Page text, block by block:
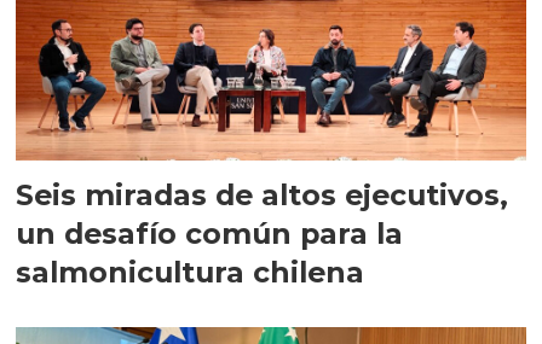
Seis miradas de altos ejecutivos,
un desafío común para la
salmonicultura chilena